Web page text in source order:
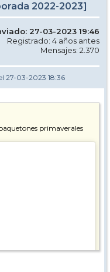
2022-2023]
27-03-2023 19:46
Registrado: 4 años antes
Mensajes: 2.370
27-03-2023 18:36
primaverales